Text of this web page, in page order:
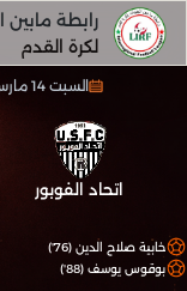
رابطة مابين
لكرة القدم
السبت 14 مارس 2026
اتحاد الفوبور
خابية صلاح الدين (76')
بوقوس يوسف (88')